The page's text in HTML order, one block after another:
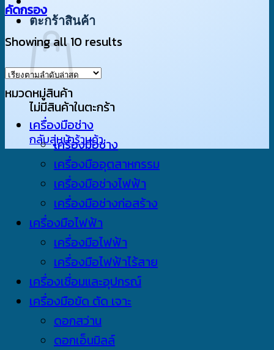
ตะกร้าสินค้า
ไม่มีสินค้าในตะกร้า
กลับสู่หน้าร้านค้า
คัดกรอง
Showing all 10 resultsSorted
หมวดหมู่สินค้า
เครื่องมือช่าง
เครื่องมือช่าง
เครื่องมืออุตสาหกรรม
เครื่องมือช่างไฟฟ้า
เครื่องมือช่างก่อสร้าง
เครื่องมือไฟฟ้า
เครื่องมือไฟฟ้า
เครื่องมือไฟฟ้าไร้สาย
เครื่องเชื่อมและอุปกรณ์
เครื่องมือขัด ตัด เจาะ
ดอกสว่าน
ดอกเอ็นมิลล์